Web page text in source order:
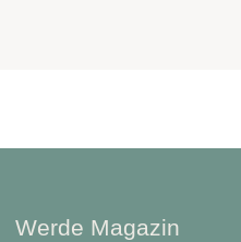
Werde Magazin